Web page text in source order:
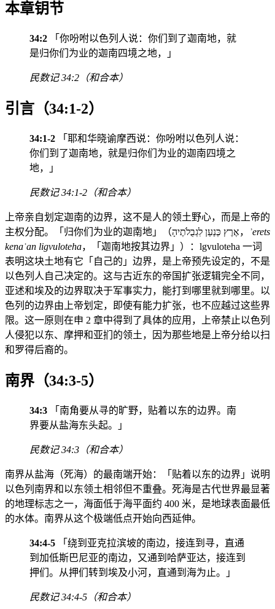
本章钥节
34:2 「你吩咐以色列人说：你们到了迦南地，就
是归你们为业的迦南四境之地，」
民数记 34:2（和合本）
引言（34:1-2）
34:1-2 「耶和华晓谕摩西说：你吩咐以色列人说：
你们到了迦南地，就是归你们为业的迦南四境之
地，」
民数记 34:1-2（和合本）
上帝亲自划定迦南的边界，这不是人的领土野心，而是上帝的
主权分配。「归你们为业的迦南地」（אֶרֶץ כְּנַעַן לִגְבֻלֹתֶיהָ，
ʾerets
kenaʿan ligvuloteha，「迦南地按其边界」）：lgvuloteha 一词
表明这块土地有它「自己的」边界，是上帝预先设定的，不是
以色列人自己决定的。这与古近东的帝国扩张逻辑完全不同，
亚述和埃及的边界取决于军事实力，能打到哪里就到哪里。以
色列的边界由上帝划定，即使有能力扩张，也不应越过这些界
限。这一原则在申 2 章中得到了具体的应用，上帝禁止以色列
人侵犯以东、摩押和亚扪的领土，因为那些地是上帝分给以扫
和罗得后裔的。
南界（34:3-5）
34:3 「南角要从寻的旷野，贴着以东的边界。南
界要从盐海东头起。」
民数记 34:3（和合本）
南界从盐海（死海）的最南端开始：「贴着以东的边界」说明
以色列南界和以东领土相邻但不重叠。死海是古代世界最显著
的地理标志之一，海面低于海平面约 400 米，是地球表面最低
的水体。南界从这个极端低点开始向西延伸。
34:4-5 「绕到亚克拉滨坡的南边，接连到寻，直通
到加低斯巴尼亚的南边，又通到哈萨亚达，接连到
押们。从押们转到埃及小河，直通到海为止。」
民数记 34:4-5（和合本）